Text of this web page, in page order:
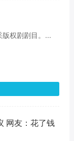
权剧剧目。...
网友：花了钱